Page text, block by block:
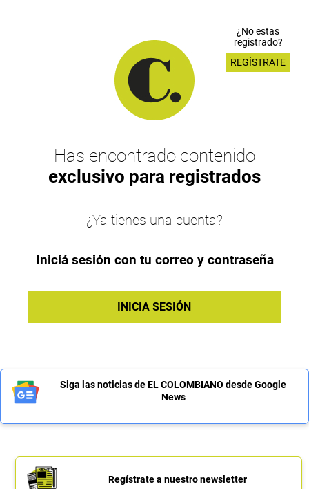
¿No estas
registrado?
REGÍSTRATE
Has encontrado contenido
exclusivo para registrados
¿Ya tienes una cuenta?
Iniciá sesión con tu correo y contraseña
INICIA SESIÓN
Siga las noticias de EL COLOMBIANO desde Google
News
Regístrate a nuestro newsletter